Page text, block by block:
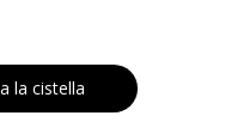
la cistella